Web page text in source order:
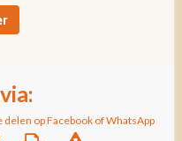
op Facebook of WhatsApp